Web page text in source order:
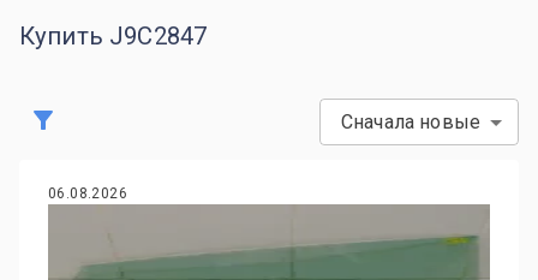
Купить J9C2847
Сначала новые
06.08.2026